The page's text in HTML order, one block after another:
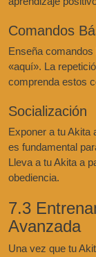
Comandos
Enseña
«aquí». La
comprenda estos
Socialización
Exponer a tu Akita
es fundamental
Lleva a tu Akita a
obediencia.
7.3
Avanzada
Una vez que tu